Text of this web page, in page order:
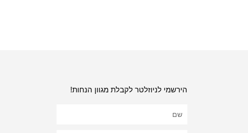
הירשמי לניוזלטר לקבלת מגוון הנחות!